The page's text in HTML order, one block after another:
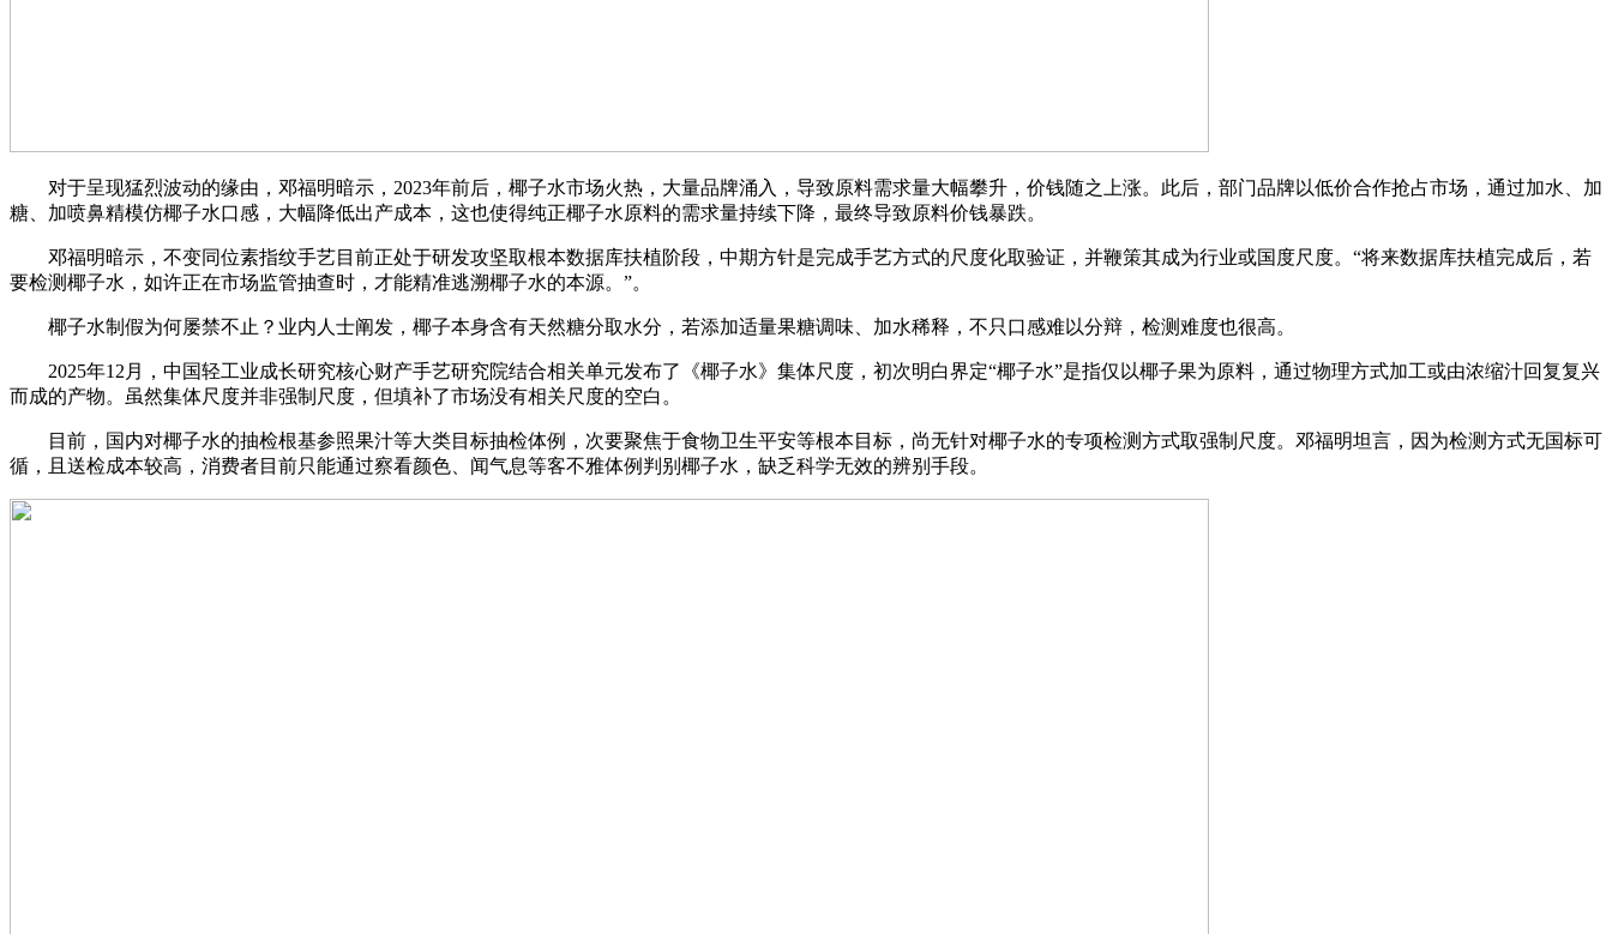
对于呈现猛烈波动的缘由，邓福明暗示，2023年前后，椰子水市场火热，大量品牌涌入，导致原料需求量大幅攀升，价钱随之上涨。此后，部门品牌以低价合作抢占市场，通过加水、加
糖、加喷鼻精模仿椰子水口感，大幅降低出产成本，这也使得纯正椰子水原料的需求量持续下降，最终导致原料价钱暴跌。
邓福明暗示，不变同位素指纹手艺目前正处于研发攻坚取根本数据库扶植阶段，中期方针是完成手艺方式的尺度化取验证，并鞭策其成为行业或国度尺度。“将来数据库扶植完成后，若
要检测椰子水，如许正在市场监管抽查时，才能精准逃溯椰子水的本源。”。
椰子水制假为何屡禁不止？业内人士阐发，椰子本身含有天然糖分取水分，若添加适量果糖调味、加水稀释，不只口感难以分辩，检测难度也很高。
2025年12月，中国轻工业成长研究核心财产手艺研究院结合相关单元发布了《椰子水》集体尺度，初次明白界定“椰子水”是指仅以椰子果为原料，通过物理方式加工或由浓缩汁回复复兴
而成的产物。虽然集体尺度并非强制尺度，但填补了市场没有相关尺度的空白。
目前，国内对椰子水的抽检根基参照果汁等大类目标抽检体例，次要聚焦于食物卫生平安等根本目标，尚无针对椰子水的专项检测方式取强制尺度。邓福明坦言，因为检测方式无国标可
循，且送检成本较高，消费者目前只能通过察看颜色、闻气息等客不雅体例判别椰子水，缺乏科学无效的辨别手段。